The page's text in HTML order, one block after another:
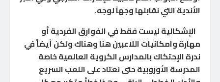
الأندية التي نقابلها وجهاً لوجه.
الإشكالية ليست فقط في الفوارق الفردية أو
مهارة وامكانيات اللاعبين هنا وهناك ولكن أيضاً في
ندرة الإحتكاك بالمدارس الكروية العالمية خاصة
المدرسة الأوروبية حتى نعتاد على اللعب السريع